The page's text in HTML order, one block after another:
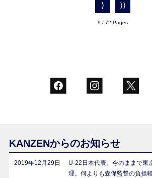
⟩
⟩⟩
9 / 72 Pages
KANZENからのお知らせ
2019年12月29日
U-22日本代表、今のままで東
理。何よりも森保監督の負担